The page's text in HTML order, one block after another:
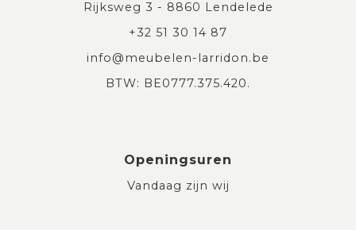
Rijksweg 3 - 8860 Lendelede
+32 51 30 14 87
info@meubelen-larridon.be
BTW: BE0777.375.420.
Openingsuren
Vandaag zijn wij